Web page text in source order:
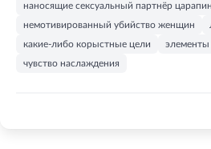
наносящие сексуальный партнёр
немотивированный убийство женщин
какие-либо корыстные цели
элементы
чувство наслаждения